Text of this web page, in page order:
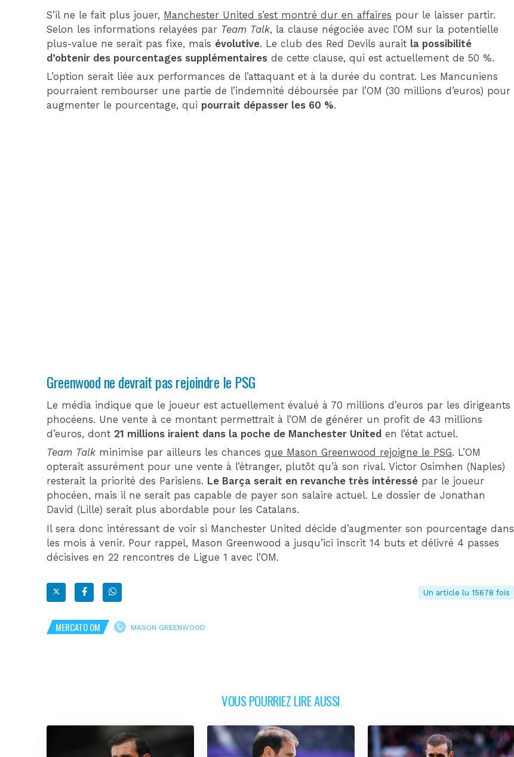
S’il ne le fait plus jouer, Manchester United s’est montré dur en affaires pour le laisser partir.
Selon les informations relayées par Team Talk, la clause négociée avec l’OM sur la potentielle
plus-value ne serait pas fixe, mais évolutive. Le club des Red Devils aurait la possibilité
d’obtenir des pourcentages supplémentaires de cette clause, qui est actuellement de 50 %.
L’option serait liée aux performances de l’attaquant et à la durée du contrat. Les Mancuniens
pourraient rembourser une partie de l’indemnité déboursée par l’OM (30 millions d’euros) pour
augmenter le pourcentage, qui pourrait dépasser les 60 %.
Greenwood ne devrait pas rejoindre le PSG
Le média indique que le joueur est actuellement évalué à 70 millions d’euros par les dirigeants
phocéens. Une vente à ce montant permettrait à l’OM de générer un profit de 43 millions
d’euros, dont21 millions iraient dans la poche de Manchester United en l’état actuel.
Team Talk minimise par ailleurs les chancesque Mason Greenwood rejoigne le PSG. L’OM
opterait assurément pour une vente à l’étranger, plutôt qu’à son rival. Victor Osimhen (Naples)
resterait la priorité des Parisiens. Le Barça serait en revanche très intéressé par le joueur
phocéen, mais il ne serait pas capable de payer son salaire actuel. Le dossier de Jonathan
David (Lille) serait plus abordable pour les Catalans.
Il sera donc intéressant de voir si Manchester United décide d’augmenter son pourcentage dans
les mois à venir. Pour rappel, Mason Greenwood a jusqu’ici inscrit 14 buts et délivré 4 passes
décisives en 22 rencontres de Ligue 1 avec l’OM.
Un article lu 15678 fois
MERCATO OM MASON GREENWOOD
VOUS POURRIEZ LIRE AUSSI